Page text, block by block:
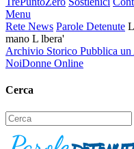
Menu
Rete News Parole Detenute
mano L lbera'
Archivio Storico Pubblica
NoiDonne Online
Cerca